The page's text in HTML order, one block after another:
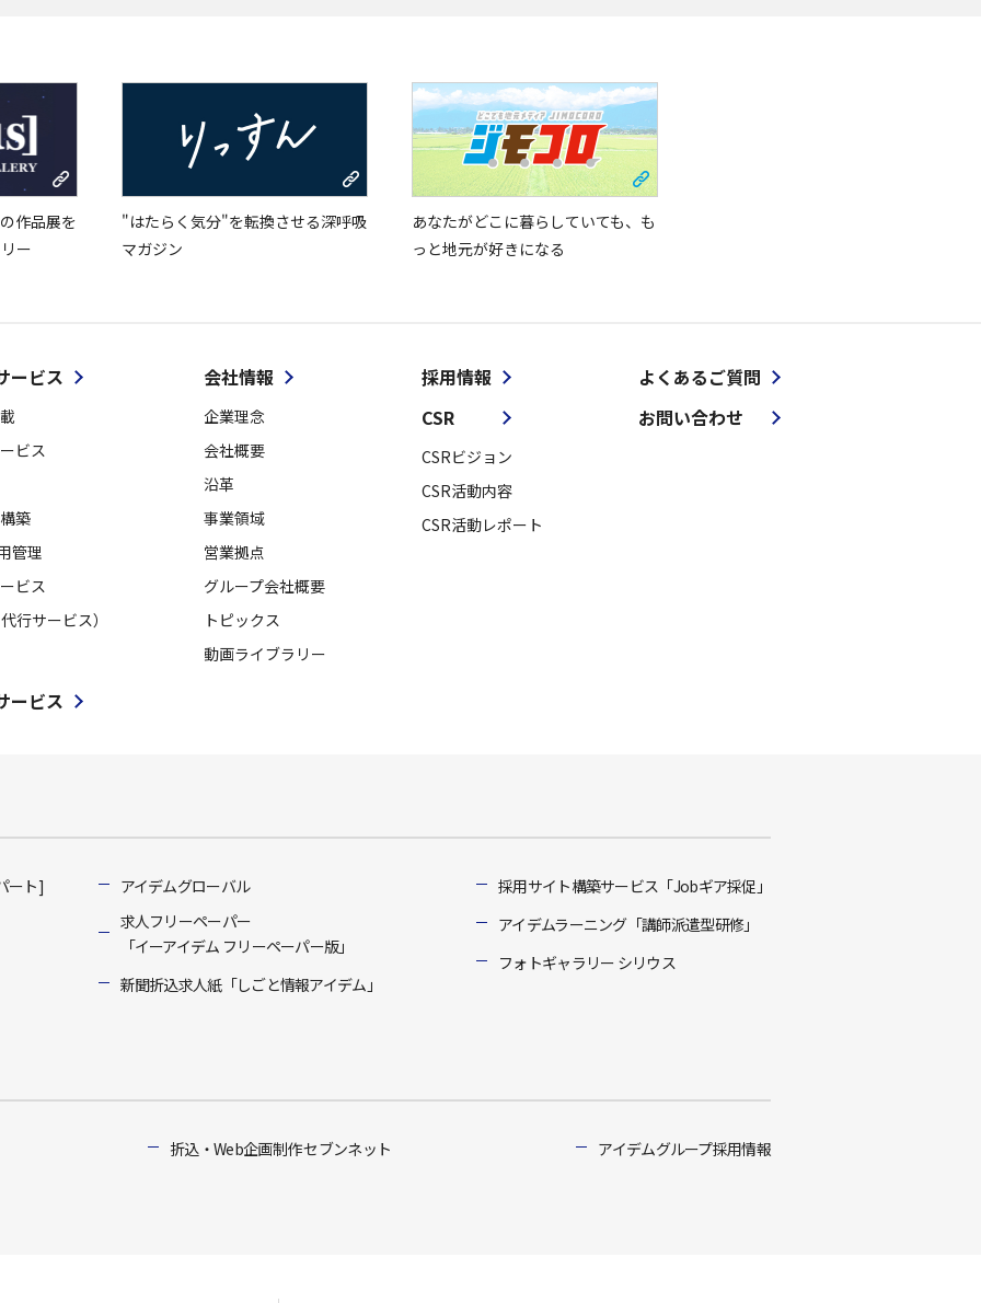
作品展を
ー
"はたらく気分"を転換させる深呼吸
マガジン
あなたがどこに暮らしていても、も
っと地元が好きになる
ービス
ビス
築
管理
ビス
行サービス）
ービス
会社情報
企業理念
会社概要
沿革
事業領域
営業拠点
グループ会社概要
トピックス
動画ライブラリー
採用情報
CSR
CSRビジョン
CSR活動内容
CSR活動レポート
よくあるご質問
お問い合わせ
ート]
アイデムグローバル
求人フリーペーパー
「イーアイデム フリーペーパー版」
新聞折込求人紙「しごと情報アイデム」
採用サイト構築サービス「Jobギア採促」
アイデムラーニング「講師派遣型研修」
フォトギャラリー シリウス
折込・Web企画制作 セブンネット アイデムグループ採用情報